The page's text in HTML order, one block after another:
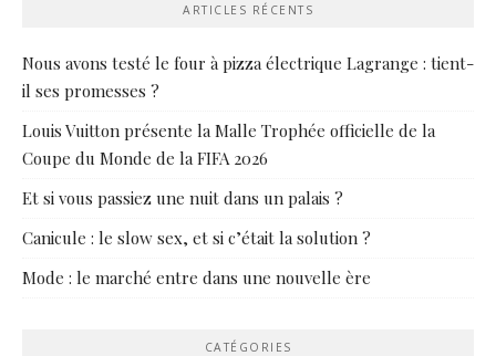
ARTICLES RÉCENTS
Nous avons testé le four à pizza électrique Lagrange : tient-
il ses promesses ?
Louis Vuitton présente la Malle Trophée officielle de la
Coupe du Monde de la FIFA 2026
Et si vous passiez une nuit dans un palais ?
Canicule : le slow sex, et si c’était la solution ?
Mode : le marché entre dans une nouvelle ère
CATÉGORIES